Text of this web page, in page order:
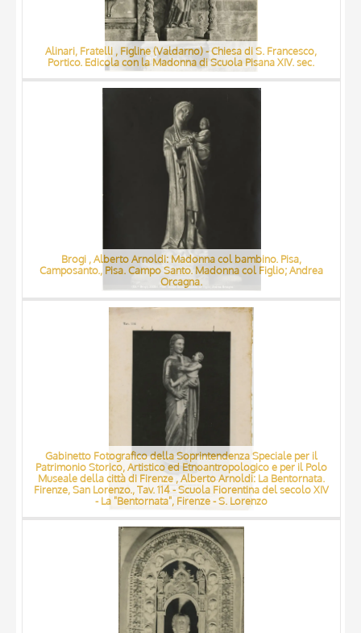
Alinari, Fratelli , Figline (Valdarno) - Chiesa di S. Francesco,
Portico. Edicola con la Madonna di Scuola Pisana XIV. sec.
Brogi , Alberto Arnoldi: Madonna col bambino. Pisa,
Camposanto., Pisa. Campo Santo. Madonna col Figlio; Andrea
Orcagna.
Gabinetto Fotografico della Soprintendenza Speciale per il
Patrimonio Storico, Artistico ed Etnoantropologico e per il Polo
Museale della città di Firenze , Alberto Arnoldi: La Bentornata.
Firenze, San Lorenzo., Tav. 114 - Scuola Fiorentina del secolo XIV
- La "Bentornata", Firenze - S. Lorenzo